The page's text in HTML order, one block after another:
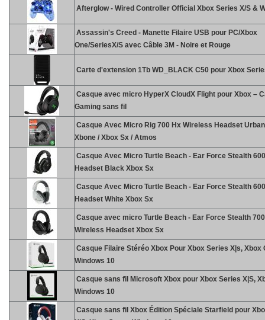
Afterglow - Wired Controller Official Xbox Series X/S &
Assassin's Creed - Manette Filaire USB pour PC/Xbox
One/SeriesX/S avec Câble 3M - Noire et Rouge
Carte d'extension 1Tb WD_BLACK C50 pour Xbox
Casque avec micro HyperX CloudX Flight pour Xbox –
Gaming sans fil
Casque Avec Micro Rig 700 Hx Wireless Headset
Xbone / Xbox Sx / Atmos
Casque Avec Micro Turtle Beach - Ear Force Stealth
Headset Black Xbox Sx
Casque Avec Micro Turtle Beach - Ear Force Stealth
Headset White Xbox Sx
Casque avec micro Turtle Beach - Ear Force Stealth
Wireless Headset Xbox Sx
Casque Filaire Stéréo Xbox Pour Xbox Series X|s, Xbox
Windows 10
Casque sans fil Microsoft Xbox pour Xbox Series X|S,
Windows 10
Casque sans fil Xbox Édition Spéciale Starfield pour